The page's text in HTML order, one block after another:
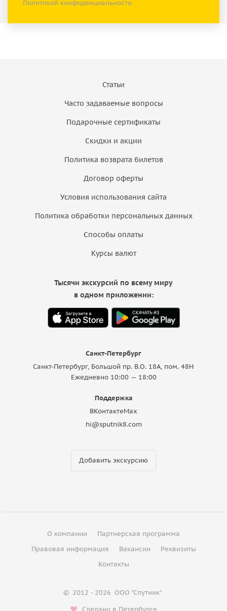
Политикой конфиденциальности
Статьи
Часто задаваемые вопросы
Подарочные сертификаты
Скидки и акции
Политика возврата билетов
Договор оферты
Условия использования сайта
Политика обработки персональных данных
Способы оплаты
Курсы валют
Санкт-Петербург
Санкт-Петербург, Большой пр. В.О. 18A, пом. 48Н
Ежедневно 10:00 — 18:00
Поддержка
ВКонтактеMax
hi@sputnik8.com
Добавить экскурсию
Тысячи экскурсий по всему миру
в одном приложении:
О компании
Партнерская программа
Правовая информация
Вакансии
Реквизиты
Контакты
© 2012 - 2026 ООО "Спутник"
Сделано в Петербурге